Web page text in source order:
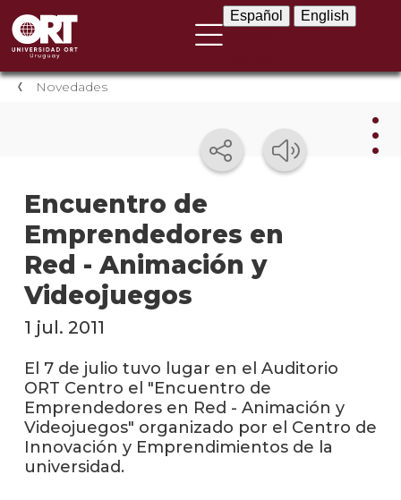
Español English
Novedades
Encuentro de
Emprendedores en
Red - Animación y
Videojuegos
1 jul. 2011
El 7 de julio tuvo lugar en el Auditorio
ORT Centro el "Encuentro de
Emprendedores en Red - Animación y
Videojuegos" organizado por el Centro de
Innovación y Emprendimientos de la
universidad.